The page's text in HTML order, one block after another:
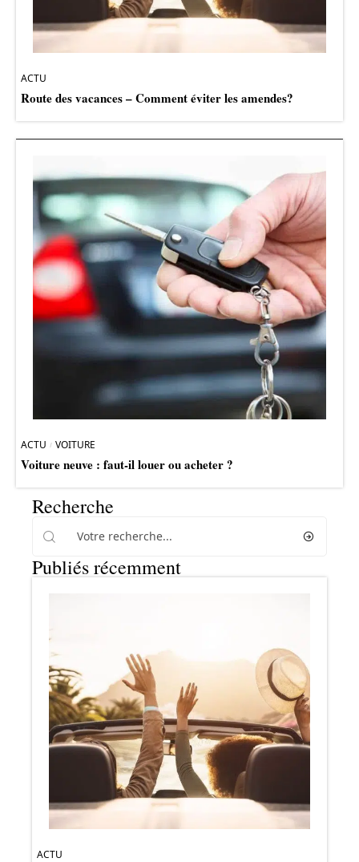
ACTU
Route des vacances – Comment éviter les amendes?
ACTU VOITURE
Voiture neuve : faut-il louer ou acheter ?
Recherche
Publiés récemment
ACTU